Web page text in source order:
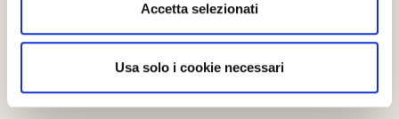
Accetta selezionati
Usa solo i cookie necessari